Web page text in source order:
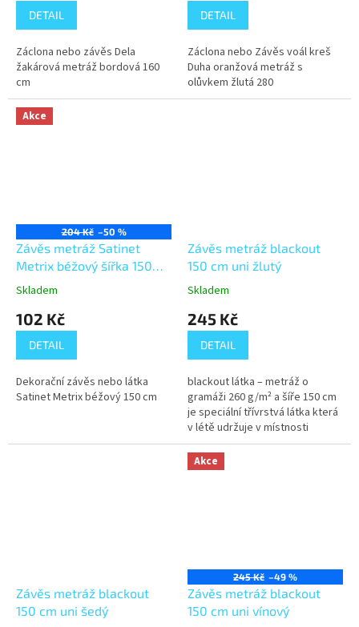
DETAIL
Záclona nebo závěs Dela
žakárová metráž bordová 160
cm
DETAIL
Záclona nebo Závěs voál kreš
Duha oranžová metráž s
olůvkem žlutá 280
Akce
204 Kč –50 %
Závěs metráž Satinet
Metrix béžový šířka 150
cm
Skladem
102 Kč
DETAIL
Dekorační závěs nebo látka
Satinet Metrix béžový 150 cm
Závěs metráž blackout
150 cm uni žlutý
Skladem
245 Kč
DETAIL
blackout látka – metráž o
gramáži 260 g/m² a šíře 150 cm
je speciální třívrstvá látka která
v létě udržuje v místnosti
příjemný chlad a vypadá
luxusně. Částečně také tlumí...
Závěs metráž blackout
150 cm uni šedý
Akce
245 Kč –49 %
Závěs metráž blackout
150 cm uni vínový